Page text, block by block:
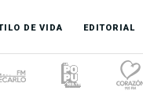
DE VIDA EDITORIAL